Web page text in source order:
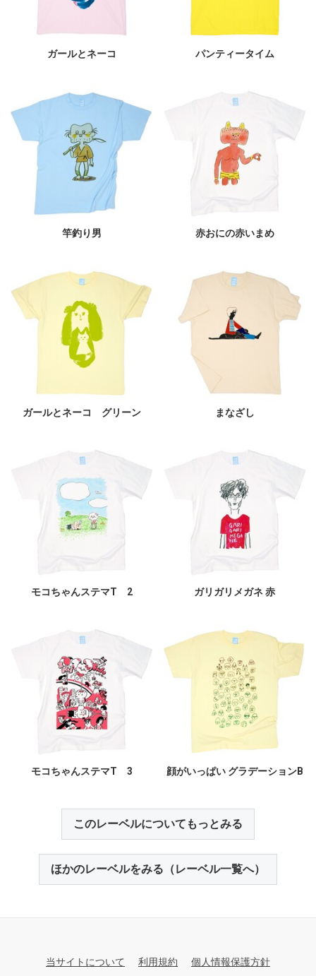
ガールとネーコ パンティータイム
竿釣り男 赤おにの赤いまめ
ガールとネーコ グリーン まなざし
モコちゃんステマT 2 ガリガリメガネ 赤
モコちゃんステマT 3 顔がいっぱい グラデーションB
このレーベルについてもっとみる
ほかのレーベルをみる（レーベル一覧へ）
当サイトについて 利用規約 個人情報保護方針